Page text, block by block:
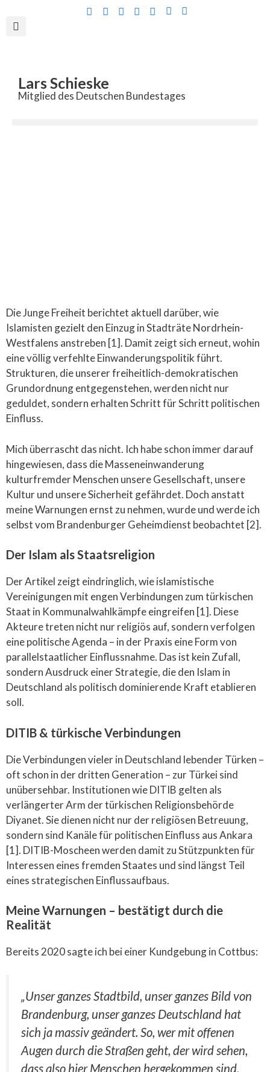
Lars Schieske
Mitglied des Deutschen Bundestages
Die Junge Freiheit berichtet aktuell darüber, wie
Islamisten gezielt den Einzug in Stadträte Nordrhein-
Westfalens anstreben [1]. Damit zeigt sich erneut, wohin
eine völlig verfehlte Einwanderungspolitik führt.
Strukturen, die unserer freiheitlich-demokratischen
Grundordnung entgegenstehen, werden nicht nur
geduldet, sondern erhalten Schritt für Schritt politischen
Einfluss.
Mich überrascht das nicht. Ich habe schon immer darauf
hingewiesen, dass die Masseneinwanderung
kulturfremder Menschen unsere Gesellschaft, unsere
Kultur und unsere Sicherheit gefährdet. Doch anstatt
meine Warnungen ernst zu nehmen, wurde und werde ich
selbst vom Brandenburger Geheimdienst beobachtet [2].
Der Islam als Staatsreligion
Der Artikel zeigt eindringlich, wie islamistische
Vereinigungen mit engen Verbindungen zum türkischen
Staat in Kommunalwahlkämpfe eingreifen [1]. Diese
Akteure treten nicht nur religiös auf, sondern verfolgen
eine politische Agenda – in der Praxis eine Form von
parallelstaatlicher Einflussnahme. Das ist kein Zufall,
sondern Ausdruck einer Strategie, die den Islam in
Deutschland als politisch dominierende Kraft etablieren
soll.
DITIB & türkische Verbindungen
Die Verbindungen vieler in Deutschland lebender Türken –
oft schon in der dritten Generation – zur Türkei sind
unübersehbar. Institutionen wie DITIB gelten als
verlängerter Arm der türkischen Religionsbehörde
Diyanet. Sie dienen nicht nur der religiösen Betreuung,
sondern sind Kanäle für politischen Einfluss aus Ankara
[1]. DITIB-Moscheen werden damit zu Stützpunkten für
Interessen eines fremden Staates und sind längst Teil
eines strategischen Einflussaufbaus.
Meine Warnungen – bestätigt durch die
Realität
Bereits 2020 sagte ich bei einer Kundgebung in Cottbus:
„Unser ganzes Stadtbild, unser ganzes Bild von
Brandenburg, unser ganzes Deutschland hat
sich ja massiv geändert. So, wer mit offenen
Augen durch die Straßen geht, der wird sehen,
dass also hier Menschen hergekommen sind,